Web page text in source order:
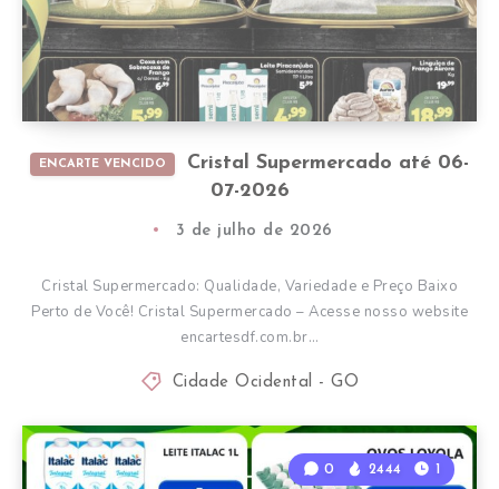
ENCARTE VENCIDO
Cristal Supermercado até 06-
07-2026
3 de julho de 2026
Cristal Supermercado: Qualidade, Variedade e Preço Baixo
Perto de Você! Cristal Supermercado – Acesse nosso website
encartesdf.com.br…
Cidade Ocidental - GO
0 2444 1